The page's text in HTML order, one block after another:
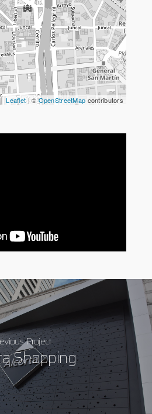
Leaflet| ©OpenStreetMap contributors
Project
Shopping